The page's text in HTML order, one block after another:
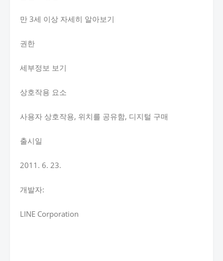
만 3세 이상 자세히 알아보기
권한
세부정보 보기
상호작용 요소
사용자 상호작용, 위치를 공유함, 디지털 구매
출시일
2011. 6. 23.
개발자:
LINE Corporation